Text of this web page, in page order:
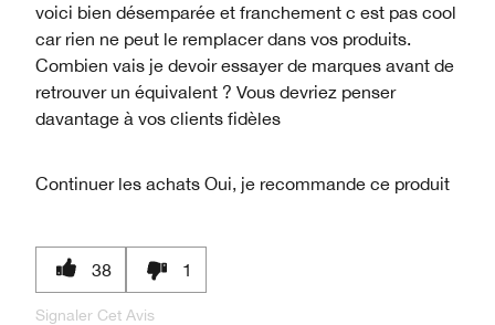
voici bien désemparée et franchement c est pas cool
car rien ne peut le remplacer dans vos produits.
Combien vais je devoir essayer de marques avant de
retrouver un équivalent ? Vous devriez penser
davantage à vos clients fidèles
Continuer les achats Oui, je recommande ce produit
38 1
Signaler Cet Avis